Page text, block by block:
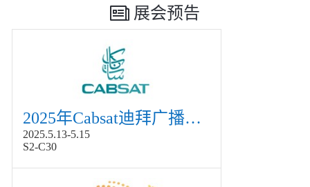
展会预告
2025年Cabsat迪拜广播电视展
2025.5.13-5.15
S2-C30